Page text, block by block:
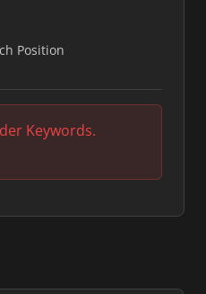
Position
Keywords.